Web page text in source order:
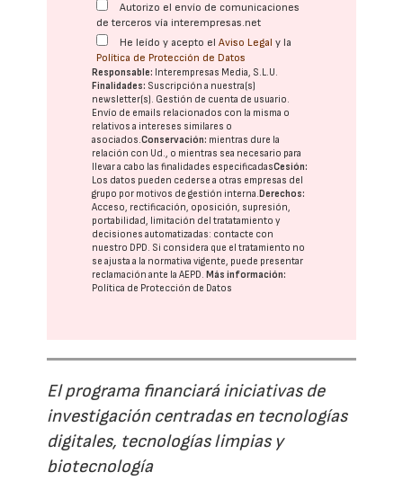
Autorizo el envío de comunicaciones
de terceros vía interempresas.net
He leído y acepto elAviso Legal y la
Política de Protección de Datos
Responsable: Interempresas Media, S.L.U.
Finalidades: Suscripción a nuestra(s)
newsletter(s). Gestión de cuenta de usuario.
Envío de emails relacionados con la misma o
relativos a intereses similares o
asociados.Conservación: mientras dure la
relación con Ud., o mientras sea necesario para
llevar a cabo las finalidades especificadasCesión:
Los datos pueden cederse a otras empresas del
grupo por motivos de gestión interna. Derechos:
Acceso, rectificación, oposición, supresión,
portabilidad, limitación del tratatamiento y
decisiones automatizadas: contacte con
nuestro DPD. Si considera que el tratamiento no
se ajusta a la normativa vigente, puede presentar
reclamación ante laAEPD. Más información:
Política de Protección de Datos
El programa financiará iniciativas de
investigación centradas en tecnologías
digitales, tecnologías limpias y
biotecnología